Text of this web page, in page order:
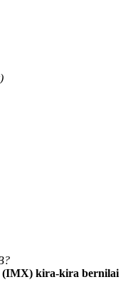
(IMX) kira-kira bernilai